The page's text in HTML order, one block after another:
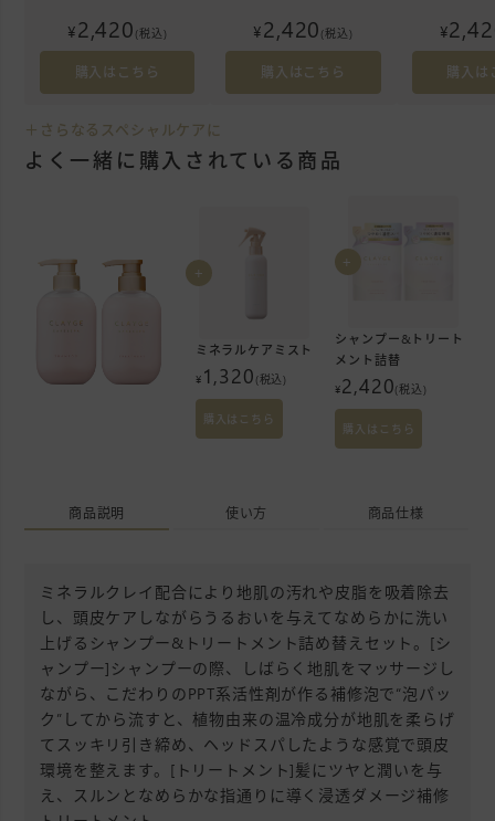
¥2,420 (税込)
購入はこちら
¥2,420 (税込)
購入はこちら
¥
購入は
＋さらなるスペシャルケアに
よく一緒に購入されている商品
+
ミネラルケアミスト
¥ 1,320 (税込)
購入はこちら
+
シャンプー&トリート
メント詰替
¥2,420(税込)
購入はこちら
商品説明 使い方 商品仕様
ミネラルクレイ配合により地肌の汚れや皮脂を吸着除去
し、頭皮ケアしながらうるおいを与えてなめらかに洗い
上げるシャンプー&トリートメント詰め替えセット。[シ
ャンプー]シャンプーの際、しばらく地肌をマッサージし
ながら、こだわりのPPT系活性剤が作る補修泡で“泡パッ
ク”してから流すと、植物由来の温冷成分が地肌を柔らげ
てスッキリ引き締め、ヘッドスパしたような感覚で頭皮
環境を整えます。[トリートメント]髪にツヤと潤いを与
え、スルンとなめらかな指通りに導く浸透ダメージ補修